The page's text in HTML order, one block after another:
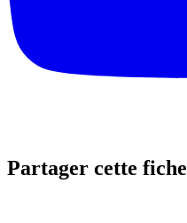
Partager cette fiche